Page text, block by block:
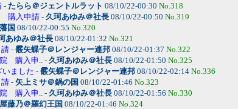
- たらら＠ジェントルラット 08/10/22-00:30 No.318
購入申請 - 久珂あゆみ＠社長 08/10/22-00:50 No.319
国 08/10/22-00:55 No.320
あゆみ＠社長 08/10/22-01:32 No.321
- 霰矢蝶子＠レンジャー連邦 08/10/22-01:37 No.322
院 購入申..- 久珂あゆみ＠社長 08/10/22-01:50 No.325
いました - 霰矢蝶子＠レンジャー連邦 08/10/22-02:14 No.336
- 矢上ミサ＠鍋の国 08/10/22-01:46 No.323
院 購入申..- 久珂あゆみ＠社長 08/10/22-01:56 No.330
藤乃＠羅幻王国 08/10/22-01:46 No.324